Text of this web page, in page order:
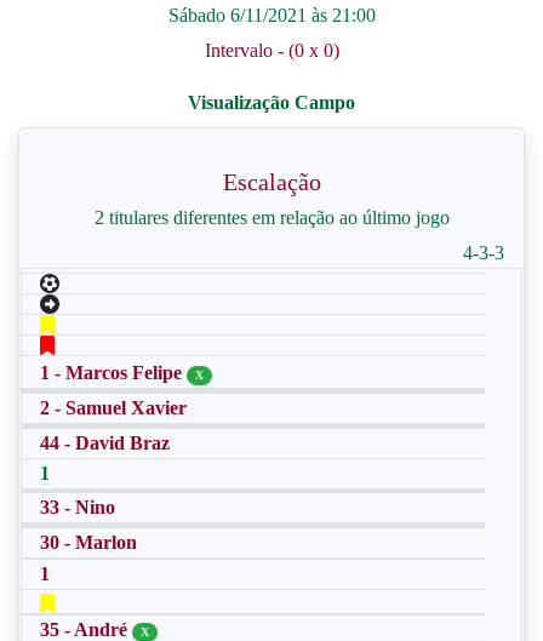
Sábado 6/11/2021 às 21:00
Intervalo - (0 x 0)
Escalação
2 titulares diferentes em relação ao último jogo
4-3-3
1 - Marcos Felipe X
2 - Samuel Xavier
44 - David Braz
1
33 - Nino
30 - Marlon
1
35 - André X